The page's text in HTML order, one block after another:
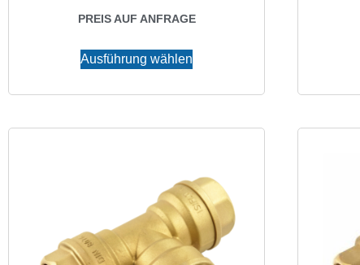
PREIS AUF ANFRAGE
Ausführung wählen